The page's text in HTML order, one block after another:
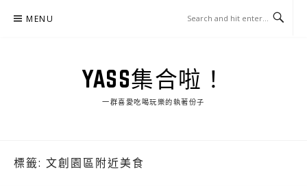
MENU
YASS集合啦！
一群喜愛吃喝玩樂的執著份子
標籤: 文創園區附近美食